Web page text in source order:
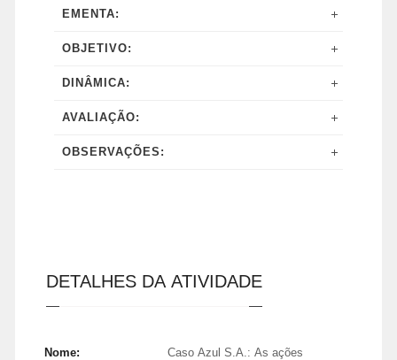
EMENTA:
OBJETIVO:
DINÂMICA:
AVALIAÇÃO:
OBSERVAÇÕES:
DETALHES DA ATIVIDADE
Nome:
Caso Azul S.A.: As ações